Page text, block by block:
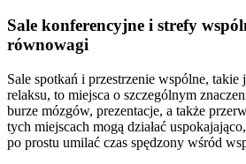
Sale konferencyjne i strefy
równowagi
Sale spotkań i przestrzenie wspólne,
relaksu, to miejsca o szczególnym
burze mózgów, prezentacje, a także
tych miejscach mogą działać
po prostu umilać czas spędzony wśród